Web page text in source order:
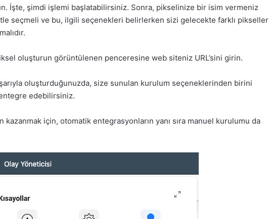
İşte, şimdi işlemi başlatabilirsiniz. Sonra, pikselinize bir isim vermeniz
seçmeli ve bu, ilgili seçenekleri belirlerken sizi gelecekte farklı pikseller
oluşturun görüntülenen penceresine web siteniz URL’sini girin.
oluşturduğunuzda, size sunulan kurulum seçeneklerinden birini
edebilirsiniz.
kazanmak için, otomatik entegrasyonların yanı sıra manuel kurulumu da